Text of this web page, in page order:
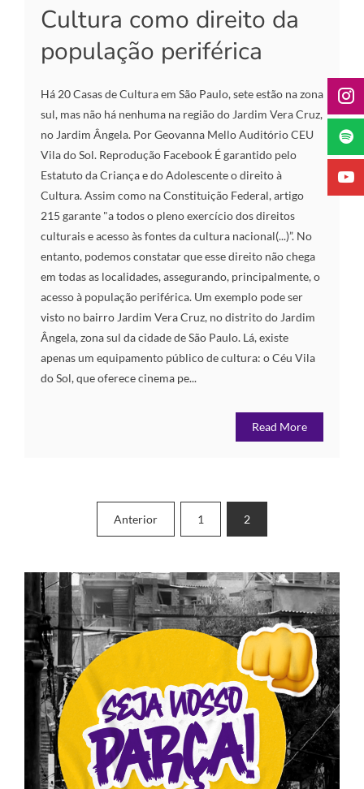
Cultura como direito da
população periférica
Há 20 Casas de Cultura em São Paulo, sete estão na zona
sul, mas não há nenhuma na região do Jardim Vera Cruz,
no Jardim Ângela. Por Geovanna Mello Auditório CEU
Vila do Sol. Reprodução Facebook É garantido pelo
Estatuto da Criança e do Adolescente o direito à
Cultura. Assim como na Constituição Federal, artigo
215 garante "a todos o pleno exercício dos direitos
culturais e acesso às fontes da cultura nacional(...)”. No
entanto, podemos constatar que esse direito não chega
em todas as localidades, assegurando, principalmente, o
acesso à população periférica. Um exemplo pode ser
visto no bairro Jardim Vera Cruz, no distrito do Jardim
Ângela, zona sul da cidade de São Paulo. Lá, existe
apenas um equipamento público de cultura: o Céu Vila
do Sol, que oferece cinema pe...
Read More
Paginação
posts
Anterior 1 2